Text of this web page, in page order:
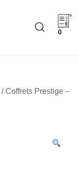
0
/ Coffrets Prestige –